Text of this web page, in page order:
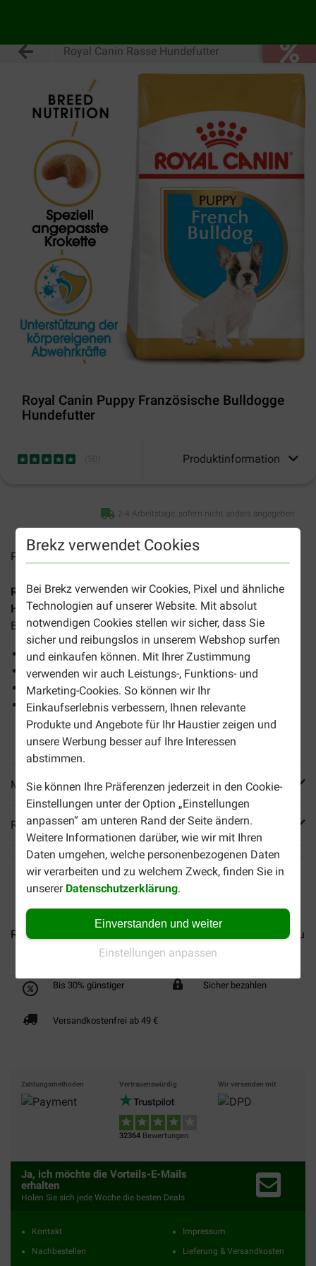
Brekz verwendet Cookies
Bei Brekz verwenden wir Cookies, Pixel und ähnliche
Technologien auf unserer Website. Mit absolut
notwendigen Cookies stellen wir sicher, dass Sie
sicher und reibungslos in unserem Webshop surfen
und einkaufen können. Mit Ihrer Zustimmung
verwenden wir auch Leistungs-, Funktions- und
Marketing-Cookies. So können wir Ihr
Einkaufserlebnis verbessern, Ihnen relevante
Produkte und Angebote für Ihr Haustier zeigen und
unsere Werbung besser auf Ihre Interessen
abstimmen.
Sie können Ihre Präferenzen jederzeit in den Cookie-
Einstellungen unter der Option „Einstellungen
anpassen“ am unteren Rand der Seite ändern.
Weitere Informationen darüber, wie wir mit Ihren
Daten umgehen, welche personenbezogenen Daten
wir verarbeiten und zu welchem Zweck, finden Sie in
unserer Datenschutzerklärung.
Einverstanden und weiter
Einstellungen anpassen
Royal Canin Rasse Hundefutter
Royal Canin Puppy Französische Bulldogge
Hundefutter
Produktinformation
2-4 Arbeitstage, sofern nicht anders angegeben
Preise inkl. MwSt zzgl.
Royal Canin Puppy (Welpen) Französische Bulldogge
Hundefutterist ein Spezialfutter für Französische
Bulldoggen-Welpen unter 1 Jahr.
leicht verdaulich
Gesunde Entwicklung der Muskeln
Gesunde Entwicklung der Gelenke
Gute körperliche Verfassung
Mehr Produktinfos
Reviews
Royal Canin Puppy Chihuahua... Royal Canin Adult
Bis 30% günstiger Sicher bezahlen
Versandkostenfrei ab 49 €
Zahlungsmethoden Vertrauenswürdig
32364 Bewertungen
Wir versenden mit
Ja, ich möchte die Vorteils-E-Mails
erhalten
Holen Sie sich jede Woche die besten Deals
Kontakt
Nachbestellen
Impressum
Lieferung & Versandkosten